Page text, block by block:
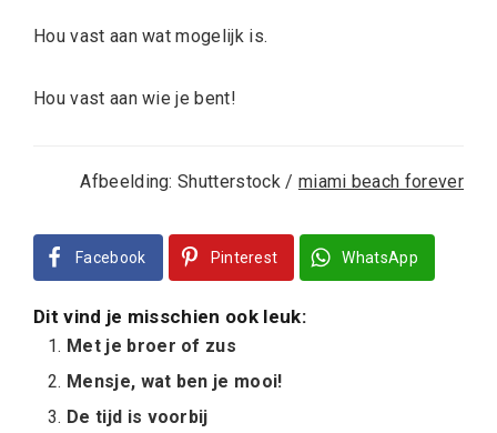
Hou vast aan wat mogelijk is.
Hou vast aan wie je bent!
Afbeelding: Shutterstock / miami beach forever
Facebook Pinterest WhatsApp
Dit vind je misschien ook leuk:
Met je broer of zus
Mensje, wat ben je mooi!
De tijd is voorbij